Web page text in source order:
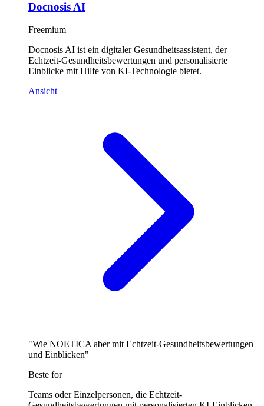
Docnosis AI
Freemium
Docnosis AI ist ein digitaler Gesundheitsassistent, der
Echtzeit-Gesundheitsbewertungen und personalisierte
Einblicke mit Hilfe von KI-Technologie bietet.
Ansicht
"Wie NOETICA aber mit Echtzeit-Gesundheitsbewertungen
und Einblicken"
Beste for
Teams oder Einzelpersonen, die Echtzeit-